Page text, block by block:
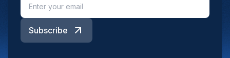
Subscribe